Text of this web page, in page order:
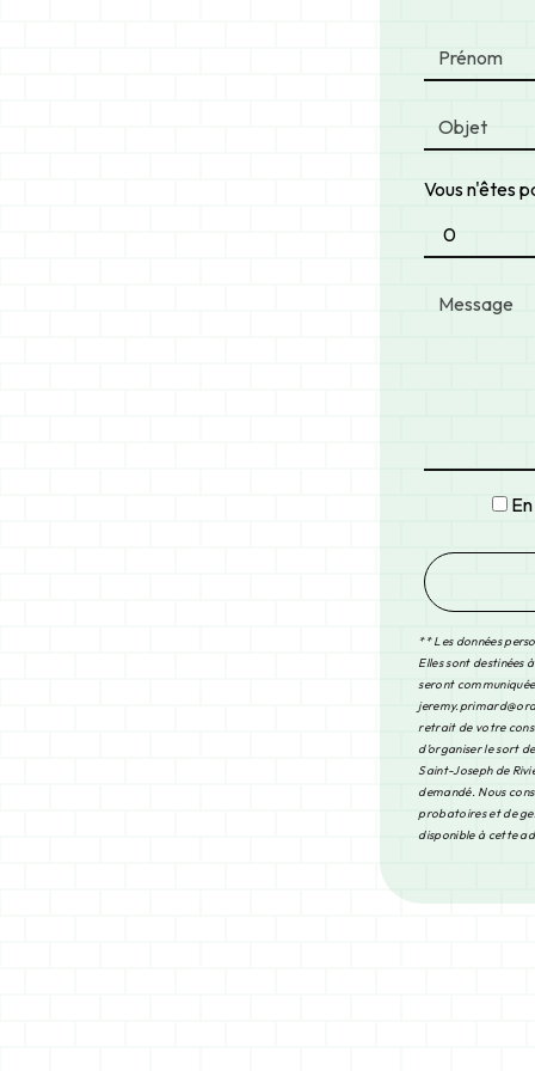
Vous n'êtes
** Les données
Elles sont destinées
seront
retrait de votre
d’organiser le sort
Saint-Joseph de
demandé. Nous
probatoires et de
disponible à cette